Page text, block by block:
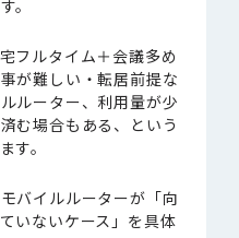
。
フルタイム＋会議多め
が難しい・転居前提な
ルーター、利用量が少
む場合もある、という
す。
バイルルーターが「向
いないケース」を具体